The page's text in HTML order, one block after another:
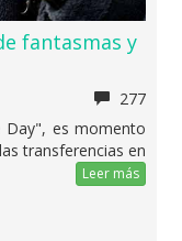
fantasmas y
277
Day", es momento
transferencias en
Leer más